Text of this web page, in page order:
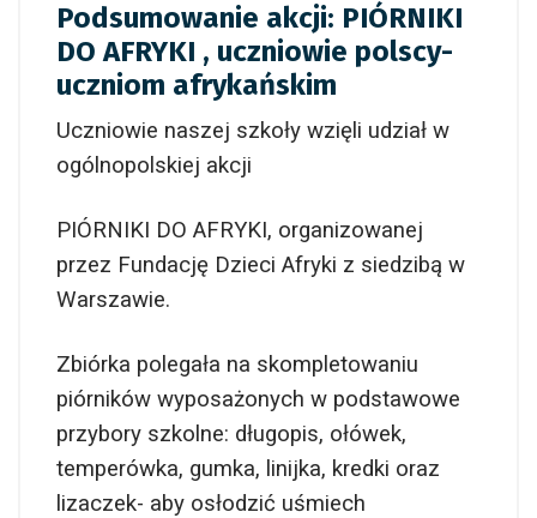
Podsumowanie akcji: PIÓRNIKI
DO AFRYKI , uczniowie polscy-
uczniom afrykańskim
Uczniowie naszej szkoły wzięli udział w
ogólnopolskiej akcji
PIÓRNIKI DO AFRYKI, organizowanej
przez Fundację Dzieci Afryki z siedzibą w
Warszawie.
Zbiórka polegała na skompletowaniu
piórników wyposażonych w podstawowe
przybory szkolne: długopis, ołówek,
temperówka, gumka, linijka, kredki oraz
lizaczek- aby osłodzić uśmiech